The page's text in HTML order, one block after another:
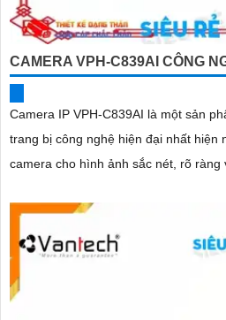
CAMERA VPH-C839AI CÔNG
Camera IP VPH-C839AI là một sản
trang bị công nghệ hiện đại nhất hiện nay. Với độ phân
camera cho hình ảnh sắc nét, rõ ràng